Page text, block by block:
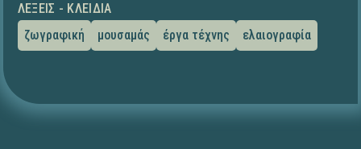
ΛΈΞΕΙΣ - ΚΛΕΙΔΙΆ
ζωγραφική
μουσαμάς έργα τέχνης ελαιογραφία